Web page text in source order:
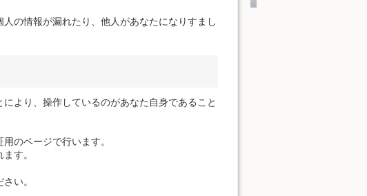
の情報が漏れたり、他人があなたになりすまし
より、操作しているのがあなた自身であること
のページで行います。
す。
い。